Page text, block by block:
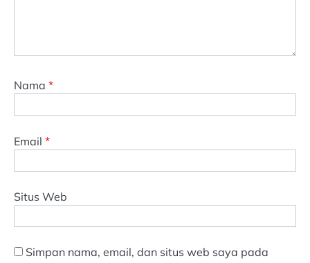
Nama *
Email *
Situs Web
Simpan nama, email, dan situs web saya pada